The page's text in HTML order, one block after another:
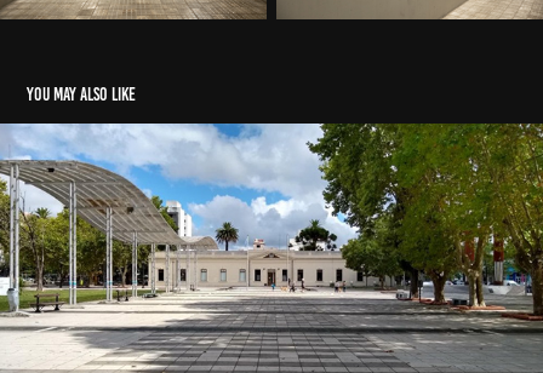
You may also like
LA PLATA